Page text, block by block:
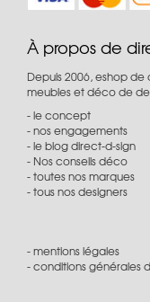
À propos de
Depuis 2006, eshop de
meubles et déco de
le concept
nos engagements
le blog direct-d-sign
Nos conseils déco
toutes nos marques
tous nos designers
mentions légales
conditions générales